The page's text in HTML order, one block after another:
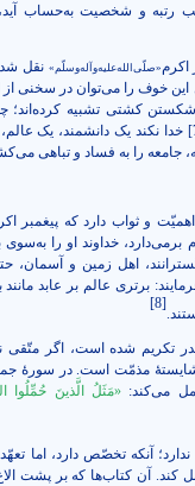
رتبه و شخصیت به‌حساب
اکرم «صلّی‌الله‌علیه‌وآله‌وسلّم» نقل
این خوف را می‌توان در سخنی از
كشتى تشبیه کرده‌اند؛
خدا نکند یک دانشمند، یک
جامعه را به فساد و تباهی
و ثواب دارد که پیغمبر
برمی‌دارد، خداوند او را
اهل زمين و
برترى عالم بر عابد
[8]
تکریم شده است، اگر متّقی
شایستۀ مذمّت است. در سورۀ
می‌کند:«مَثَلُ الَّذينَ حُمِّلُوا
ندارد؛ آنکه تخصّص دارد، اما
کند. آن کتاب‌ها که بر پشت